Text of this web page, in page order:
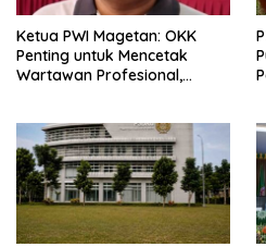
Ketua PWI Magetan: OKK
Penting untuk Mencetak
Wartawan Profesional,